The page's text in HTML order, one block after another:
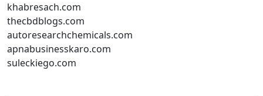
khabresach.com
thecbdblogs.com
autoresearchchemicals.com
apnabusinesskaro.com
suleckiego.com